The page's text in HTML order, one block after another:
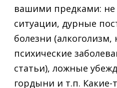
вашими предками:
ситуации, дурные
болезни
психические
статьи), ложные
гордыни и т.п. Какие-